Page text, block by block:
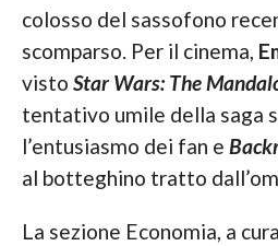
colosso del sassofono
scomparso. Per il cinema,
visto Star Wars: The
tentativo umile della saga
l’entusiasmo dei fan e
al botteghino tratto
La sezione Economia, a